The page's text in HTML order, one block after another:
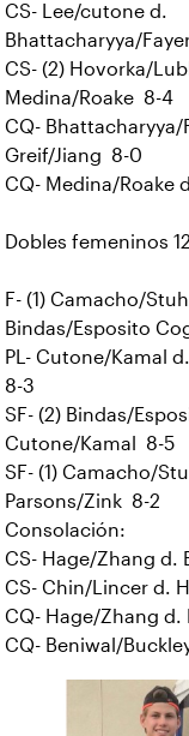
CS- Lee/cutone d.
Bhattacharyya/
CS- (2) Hovorka/
Medina/Roake 8-4
CQ- Bhattacharyya/
Greif/Jiang 8-0
CQ- Medina/Roake
Dobles femeninos
F- (1) Camacho/
Bindas/Esposito
PL- Cutone/Kamal
8-3
SF- (2) Bindas/
Cutone/Kamal 8-5
SF- (1) Camacho/
Parsons/Zink 8-2
Consolación:
CS- Hage/Zhang d.
CS- Chin/Lincer d.
CQ- Hage/Zhang d.
CQ- Beniwal/